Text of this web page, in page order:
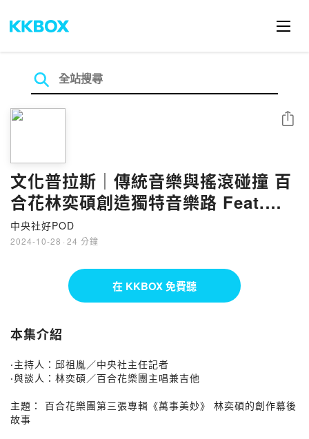
文化普拉斯｜傳統音樂與搖滾碰撞 百
合花林奕碩創造獨特音樂路 Feat.林
奕碩
中央社好POD
2024-10-28 · 24 分鐘
分享
在 KKBOX 免費聽
本集介紹
‧主持人：邱祖胤／中央社主任記者
‧與談人：林奕碩／百合花樂團主唱兼吉他
主題： 百合花樂團第三張專輯《萬事美妙》 林奕碩的創作幕後
故事